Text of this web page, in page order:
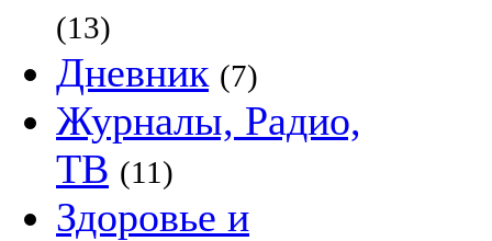
(13)
Дневник (7)
Журналы, Радио,
ТВ (11)
Здоровье и